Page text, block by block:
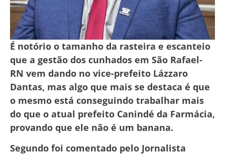
É notório o tamanho da rasteira e escanteio
que a gestão dos cunhados em São Rafael-
RN vem dando no vice-prefeito Lázzaro
Dantas, mas algo que mais se destaca é que
o mesmo está conseguindo trabalhar mais
do que o atual prefeito Canindé da Farmácia,
provando que ele não é um banana.
Segundo foi comentado pelo Jornalista